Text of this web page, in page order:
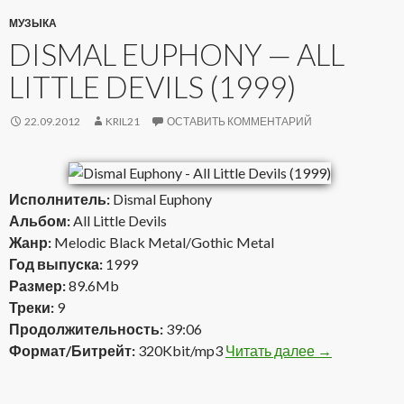
МУЗЫКА
DISMAL EUPHONY — ALL
LITTLE DEVILS (1999)
22.09.2012 KRIL21 ОСТАВИТЬ КОММЕНТАРИЙ
Исполнитель: Dismal Euphony
Альбом:All Little Devils
Жанр: Melodic Black Metal/Gothic Metal
Год выпуска: 1999
Размер:89.6Mb
Треки: 9
Продолжительность: 39:06
Формат/Битрейт: 320Kbit/mp3 Читать далее Dismal
→